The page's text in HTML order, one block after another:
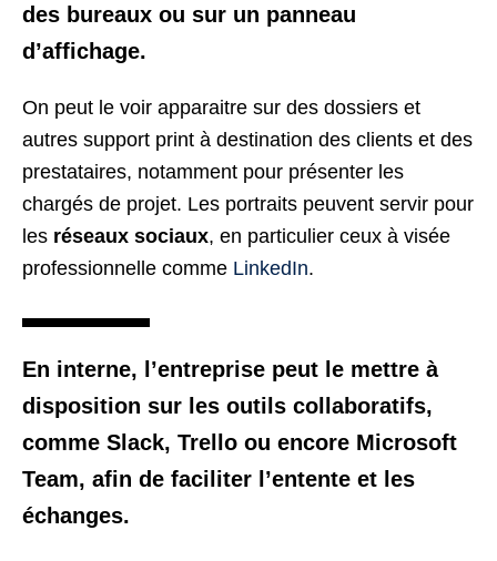
des bureaux ou sur un panneau
d’affichage.
On peut le voir apparaitre sur des dossiers et
autres support print à destination des clients et des
prestataires, notamment pour présenter les
chargés de projet. Les portraits peuvent servir pour
les réseaux sociaux, en particulier ceux à visée
professionnelle comme LinkedIn.
En interne, l’entreprise peut le mettre à
disposition sur les outils collaboratifs,
comme Slack, Trello ou encore Microsoft
Team, afin de faciliter l’entente et les
échanges.